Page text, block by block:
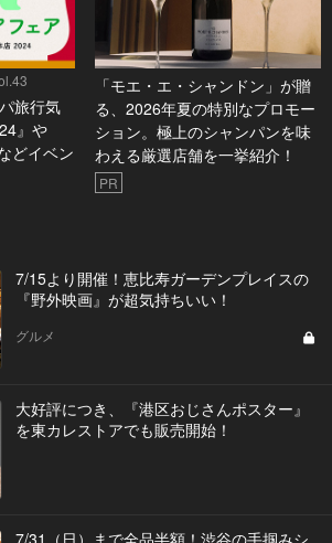
旅行気
』や
どイベン
「モエ・エ・シャンドン」が贈
る、2026年夏の特別なプロモー
ション。極上のシャンパンを味
わえる厳選店舗を一挙紹介！
PR
7/15より開催！恵比寿ガーデンプレイスの
『野外映画』が超気持ちいい！
グルメ
大好評につき、『港区おじさんポスター』
を東カレストアでも販売開始！